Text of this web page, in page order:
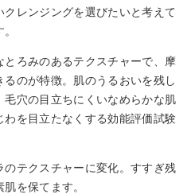
レンジングを選びたいと考えて
ろみのあるテクスチャーで、摩
のが特徴。肌のうるおいを残し
穴の目立ちにくいなめらかな肌
を目立たなくする効能評価試験
テクスチャーに変化。すすぎ残
を保てます。